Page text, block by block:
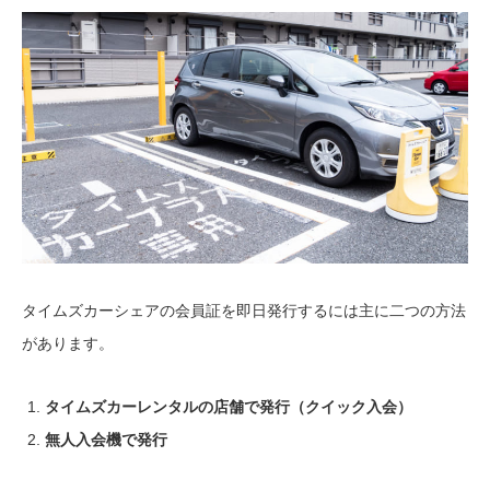
タイムズカーシェアの会員証を即日発行するには主に二つの方法
があります。
タイムズカーレンタルの店舗で発行（クイック入会）
無人入会機で発行